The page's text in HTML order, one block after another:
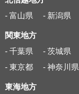
- 富山県
- 新潟県
関東地方
- 千葉県
- 茨城県
- 東京都
- 神奈川県
東海地方